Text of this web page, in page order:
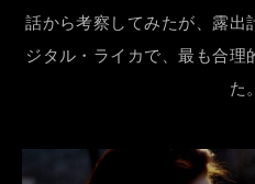
話から考察してみたが、露出
ジタル・ライカで、最も合理
た。